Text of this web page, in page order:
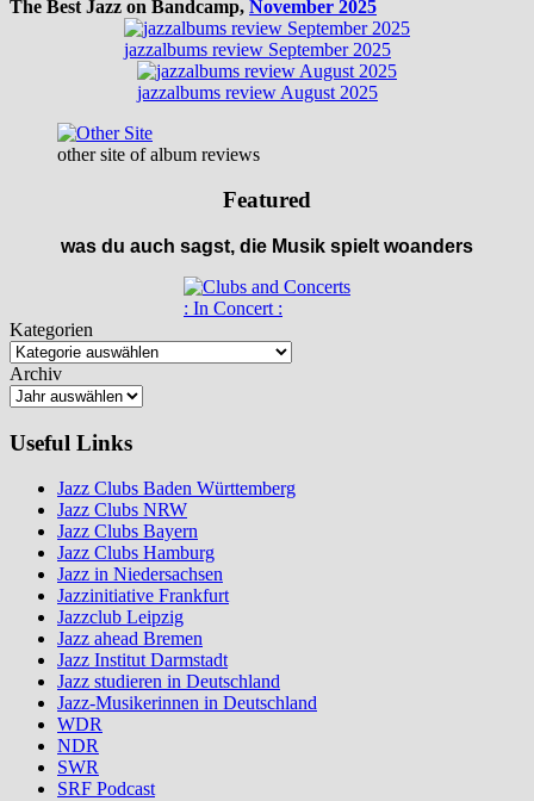
The Best Jazz on Bandcamp, November 2025
jazzalbums review September 2025
jazzalbums review August 2025
other site of album reviews
Featured
was du auch sagst, die Musik spielt woanders
: In Concert :
Kategorien
Archiv
Useful Links
Jazz Clubs Baden Württemberg
Jazz Clubs NRW
Jazz Clubs Bayern
Jazz Clubs Hamburg
Jazz in Niedersachsen
Jazzinitiative Frankfurt
Jazzclub Leipzig
Jazz ahead Bremen
Jazz Institut Darmstadt
Jazz studieren in Deutschland
Jazz-Musikerinnen in Deutschland
WDR
NDR
SWR
SRF Podcast